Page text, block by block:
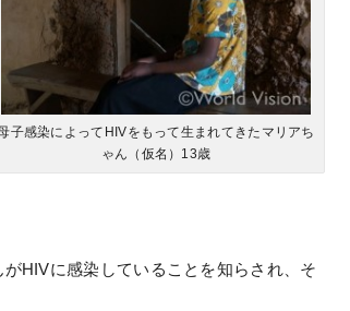
子感染によってHIVをもって生まれてきたマリアち
ゃん（仮名）13歳
HIVに感染していることを知らされ、そ